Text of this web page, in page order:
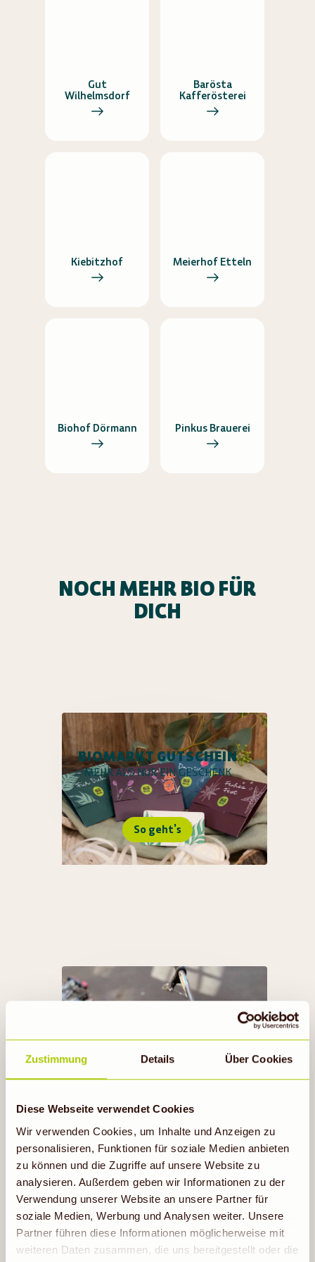
Zustimmung Details Über Cookies
Diese Webseite verwendet Cookies
Wir verwenden Cookies, um Inhalte und Anzeigen zu
personalisieren, Funktionen für soziale Medien anbieten
zu können und die Zugriffe auf unsere Website zu
analysieren. Außerdem geben wir Informationen zu der
Verwendung unserer Website an unsere Partner für
soziale Medien, Werbung und Analysen weiter. Unsere
Partner führen diese Informationen möglicherweise mit
weiteren Daten zusammen, die uns bereitgestellt oder die
Gut
Wilhelmsdorf
Barösta
Kafferösterei
Kiebitzhof Meierhof Etteln
Biohof Dörmann Pinkus Brauerei
NOCH MEHR BIO FÜR
DICH
BIOMARKT GUTSCHEIN
MEHR ALS NUR EIN GESCHENK
So geht's
Jetzt mitmachen